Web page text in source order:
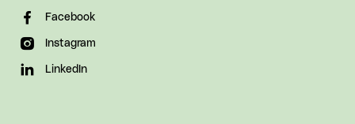
Facebook
Instagram
LinkedIn